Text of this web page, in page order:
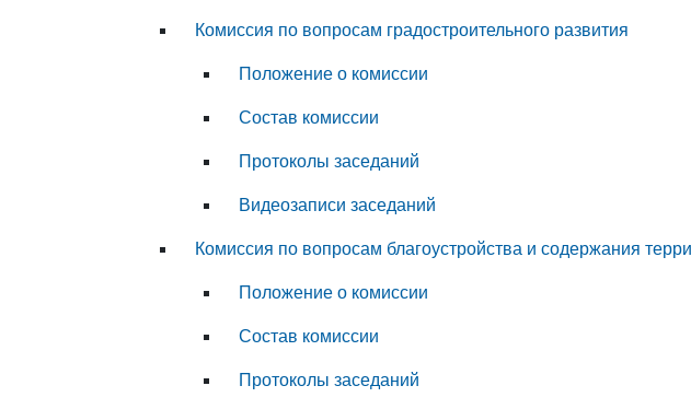
Комиссия по вопросам градостроительного развития
Положение о комиссии
Состав комиссии
Протоколы заседаний
Видеозаписи заседаний
Комиссия по вопросам благоустройства и содержания
Положение о комиссии
Состав комиссии
Протоколы заседаний